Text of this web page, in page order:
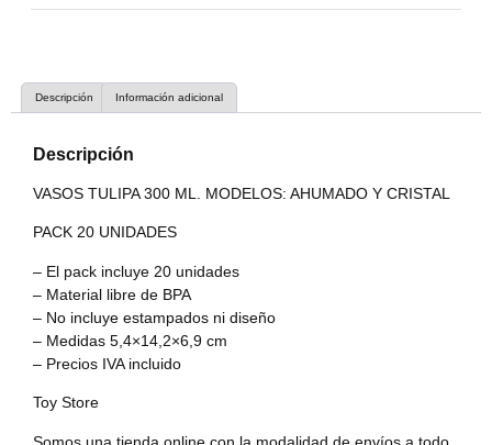
Descripción Información adicional
Descripción
VASOS TULIPA 300 ML. MODELOS: AHUMADO Y CRISTAL
PACK 20 UNIDADES
– El pack incluye 20 unidades
– Material libre de BPA
– No incluye estampados ni diseño
– Medidas 5,4×14,2×6,9 cm
– Precios IVA incluido
Toy Store
Somos una tienda online con la modalidad de envíos a todo